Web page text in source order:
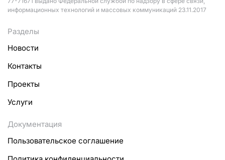
информационных технологий и массовых коммуникаций 23.11.2017
Разделы
Новости
Контакты
Проекты
Услуги
Документация
Пользовательское соглашение